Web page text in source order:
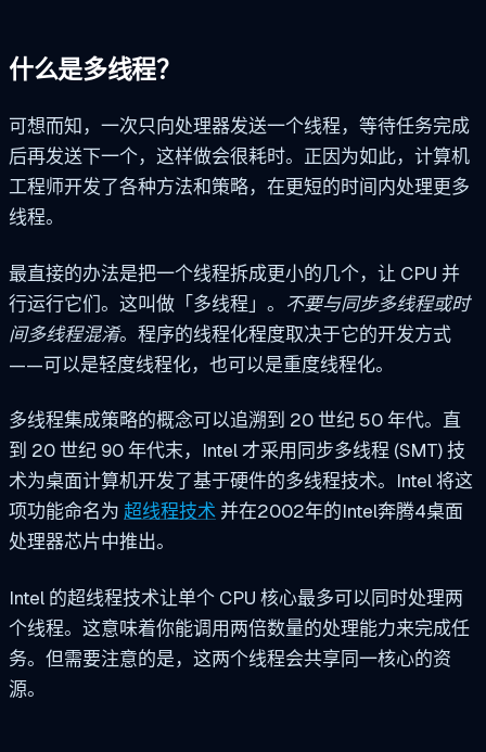
什么是多线程？
可想而知，一次只向处理器发送一个线程，等待任务完成
后再发送下一个，这样做会很耗时。正因为如此，计算机
工程师开发了各种方法和策略，在更短的时间内处理更多
线程。
最直接的办法是把一个线程拆成更小的几个，让 CPU 并
行运行它们。这叫做「多线程」。 不要与同步多线程或时
间多线程混淆。程序的线程化程度取决于它的开发方式
——可以是轻度线程化，也可以是重度线程化。
多线程集成策略的概念可以追溯到 20 世纪 50 年代。直
到 20 世纪 90 年代末，Intel 才采用同步多线程 (SMT) 技
术为桌面计算机开发了基于硬件的多线程技术。Intel 将这
项功能命名为 超线程技术并在2002年的Intel奔腾4桌面
处理器芯片中推出。
Intel 的超线程技术让单个 CPU 核心最多可以同时处理两
个线程。这意味着你能调用两倍数量的处理能力来完成任
务。但需要注意的是，这两个线程会共享同一核心的资
源。